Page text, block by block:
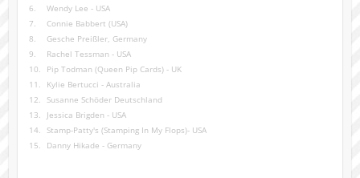
6.
Wendy Lee - USA
7.
Connie Babbert (USA)
8.
Gesche Preißler, Germany
9.
Rachel Tessman - USA
10.
Pip Todman (Queen Pip Cards) - UK
11.
Kylie Bertucci - Australia
12.
Susanne Schöder Deutschland
13.
Jessica Brigden - USA
14.
Stamp-Patty's (Stamping In My Flops)- USA
15.
Danny Hikade - Germany